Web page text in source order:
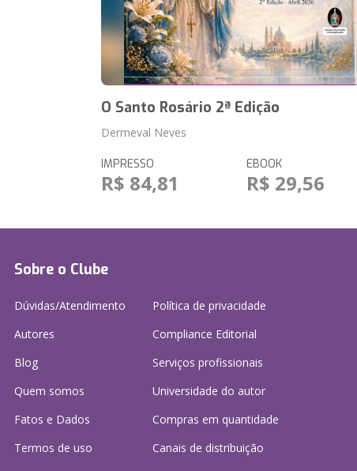
O Santo Rosário 2ª Edição
Dermeval Neves
IMPRESSO
R$ 84,81
EBOOK
R$ 29,56
Sobre o Clube
Dúvidas/Atendimento
Autores
Blog
Quem somos
Fatos e Dados
Termos de uso
Política de privacidade
Compliance Editorial
Serviços profissionais
Universidade do autor
Compras em quantidade
Canais de distribuição